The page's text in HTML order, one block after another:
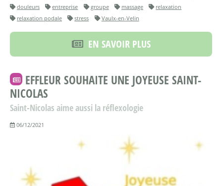
douleurs
entreprise groupe massage
relaxation
relaxation podale
stress Vaulx-en-Velin
EN SAVOIR PLUS
EFFLEUR SOUHAITE UNE JOYEUSE SAINT-
NICOLAS
Saint-Nicolas aime aussi la réflexologie
06/12/2021